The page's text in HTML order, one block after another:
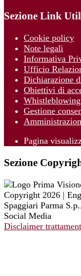
Sezione Link
Cookie policy
Note legali
Informativa
Ufficio
Dichiarazione
Obiettivi di
Whistleblowing
Gestione
Pagina
Sezione
Copyright 2026 |
Spaggiari Parma
Social Media
Disclaimer